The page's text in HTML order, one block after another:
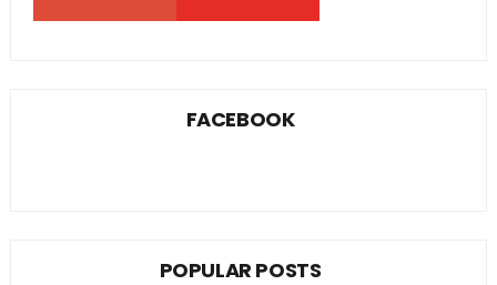
FACEBOOK
POPULAR POSTS